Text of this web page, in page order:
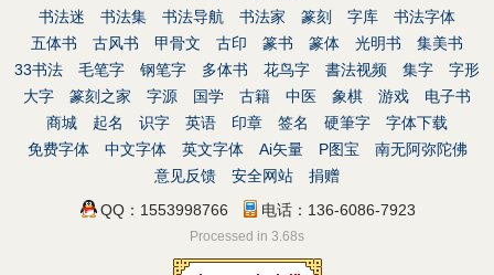
书法迷
书法集 书法导航 书法家 篆刻 字库
书法字体
五体书
古风书 甲骨文 古印 篆书 篆体 光明书
集美书
33书法
毛笔字 钢笔字 多体书 花鸟字 書法视频 集字
字形
大字
篆刻之家 字源 国学 古籍 中医 象棋 游戏
电子书
商城
起名 识字 英语 印章 签名 硬筆字
字体下载
免费字体
中文字体 英文字体 Ai矢量 P图宝
南无阿弥陀佛
意见反馈
安全网站
捐赠
QQ：1553998766
电话：136-6086-7923
Processed in 3.68s